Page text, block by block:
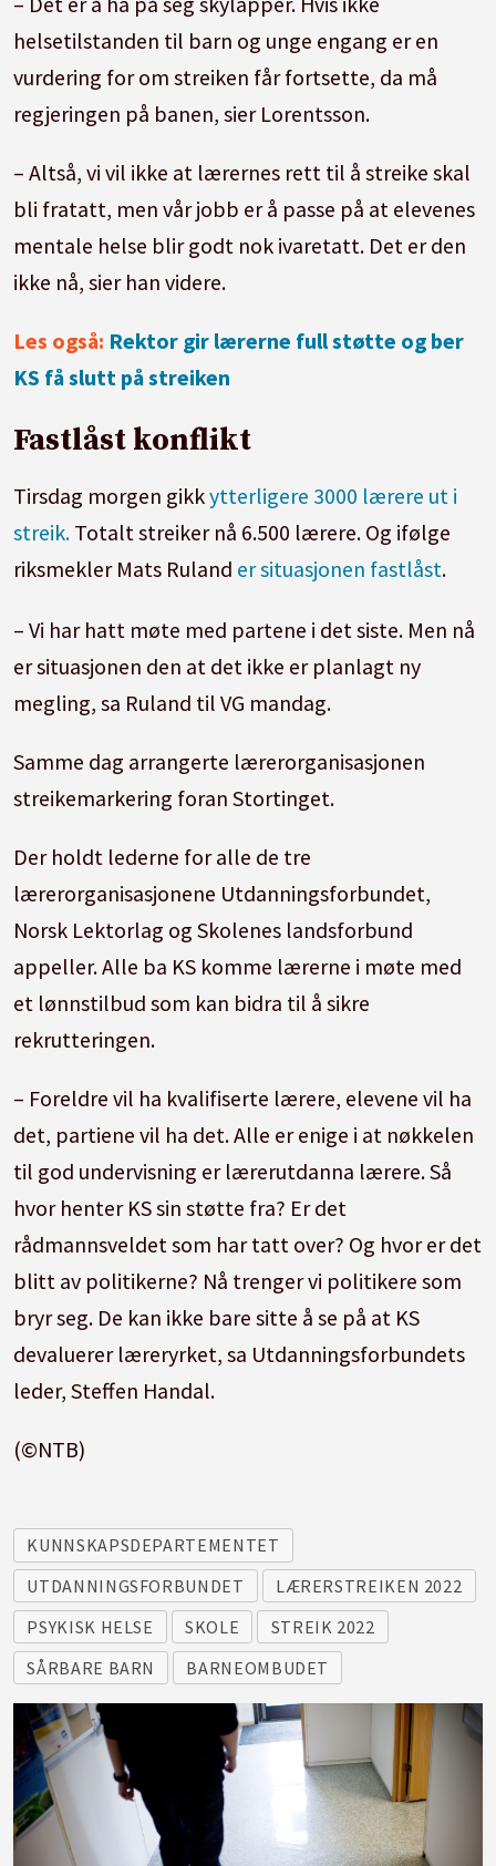
helsetilstanden til barn og unge engang er en
vurdering for om streiken får fortsette, da må
regjeringen på banen, sier Lorentsson.
– Altså, vi vil ikke at lærernes rett til å streike skal
bli fratatt, men vår jobb er å passe på at elevenes
mentale helse blir godt nok ivaretatt. Det er den
ikke nå, sier han videre.
Les også: Rektor gir lærerne full støtte og ber
KS få slutt på streiken
Fastlåst konflikt
Tirsdag morgen gikkytterligere 3000 lærere ut i
streik. Totalt streiker nå 6.500 lærere. Og ifølge
riksmekler Mats Ruland er situasjonen fastlåst.
– Vi har hatt møte med partene i det siste. Men nå
er situasjonen den at det ikke er planlagt ny
megling, sa Ruland til VG mandag.
Samme dag arrangerte lærerorganisasjonen
streikemarkering foran Stortinget.
Der holdt lederne for alle de tre
lærerorganisasjonene Utdanningsforbundet,
Norsk Lektorlag og Skolenes landsforbund
appeller. Alle ba KS komme lærerne i møte med
et lønnstilbud som kan bidra til å sikre
rekrutteringen.
– Foreldre vil ha kvalifiserte lærere, elevene vil ha
det, partiene vil ha det. Alle er enige i at nøkkelen
til god undervisning er lærerutdanna lærere. Så
hvor henter KS sin støtte fra? Er det
rådmannsveldet som har tatt over? Og hvor er det
blitt av politikerne? Nå trenger vi politikere som
bryr seg. De kan ikke bare sitte å se på at KS
devaluerer læreryrket, sa Utdanningsforbundets
leder, Steffen Handal.
(©NTB)
KUNNSKAPSDEPARTEMENTET
UTDANNINGSFORBUNDET
LÆRERSTREIKEN 2022
PSYKISK HELSE
SKOLE
STREIK 2022
SÅRBARE BARN
BARNEOMBUDET